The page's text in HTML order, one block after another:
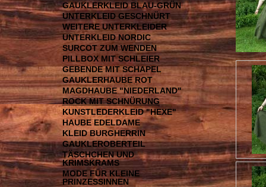
GAUKLERKLEID BLAU-GRÜN
UNTERKLEID GESCHNÜRT
WEITERE UNTERKLEIDER
UNTERKLEID NORDIC
SURCOT ZUM WENDEN
PILLBOX MIT SCHLEIER
GEBENDE MIT SCHAPEL
GAUKLERHAUBE ROT
MAGDHAUBE "NIEDERLAND"
ROCK MIT SCHNÜRUNG
KUNSTLEDERKLEID "HEXE"
HAUBE EDELDAME
KLEID BURGHERRIN
GAUKLEROBERTEIL
TÄSCHCHEN UND
KRIMSKRAMS
MODE FÜR KLEINE
PRINZESSINNEN